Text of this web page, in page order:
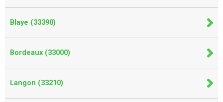
Blaye (33390)
Bordeaux (33000)
Langon (33210)